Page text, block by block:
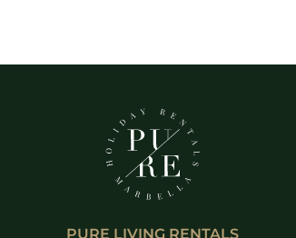
PURE LIVING RENTALS